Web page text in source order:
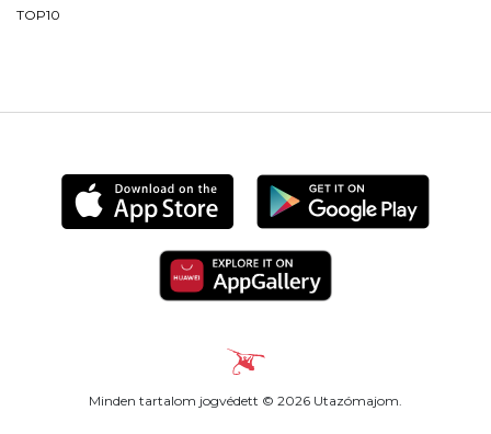
TOP10
Minden tartalom jogvédett © 2026 Utazómajom.